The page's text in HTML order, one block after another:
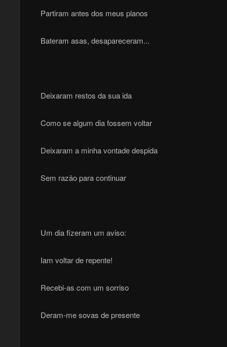
Partiram antes dos meus planos
Bateram asas, desapareceram...
Deixaram restos da sua ida
Como se algum dia fossem voltar
Deixaram a minha vontade despida
Sem razão para continuar
Um dia fizeram um aviso:
Iam voltar de repente!
Recebi-as com um sorriso
Deram-me sovas de presente